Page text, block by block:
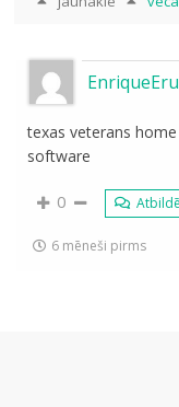
texas veterans
software
0
6 mēneši pirms